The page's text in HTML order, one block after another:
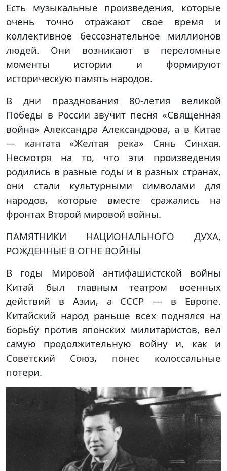
Есть музыкальные произведения, которые
очень точно отражают свое время и
коллективное бессознательное миллионов
людей. Они возникают в переломные
моменты истории и формируют
историческую память народов.
В дни празднования 80-летия великой
Победы в России звучит песня «Священная
война» Александра Александрова, а в Китае
— кантата «Желтая река» Сянь Синхая.
Несмотря на то, что эти произведения
родились в разные годы и в разных странах,
они стали культурными символами для
народов, которые вместе сражались на
фронтах Второй мировой войны.
ПАМЯТНИКИ НАЦИОНАЛЬНОГО ДУХА,
РОЖДЕННЫЕ В ОГНЕ ВОЙНЫ
В годы Мировой антифашистской войны
Китай был главным театром военных
действий в Азии, а СССР — в Европе.
Китайский народ раньше всех поднялся на
борьбу против японских милитаристов, вел
самую продолжительную войну и, как и
Советский Союз, понес колоссальные
потери.